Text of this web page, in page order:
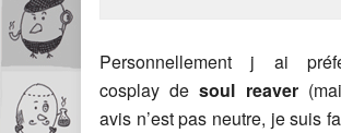
Personnellement j ai
cosplay desoul reaver
avis n’est pas neutre, je suis